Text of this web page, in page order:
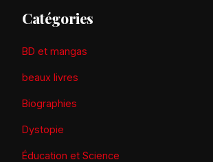
Catégories
BD et mangas
beaux livres
Biographies
Dystopie
Éducation et Science